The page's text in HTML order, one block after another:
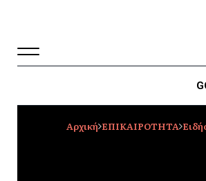
Αρχική ΕΠΙΚΑΙΡΟΤΗΤΑ